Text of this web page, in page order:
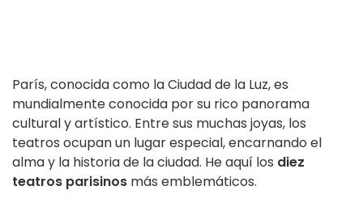
París, conocida como la Ciudad de la Luz, es
mundialmente conocida por su rico panorama
cultural y artístico. Entre sus muchas joyas, los
teatros ocupan un lugar especial, encarnando el
alma y la historia de la ciudad. He aquí los diez
teatros parisinos más emblemáticos.